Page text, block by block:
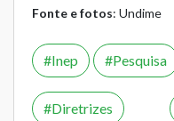
Fonte e fotos: Undime
Inep Pesquisa
Diretrizes